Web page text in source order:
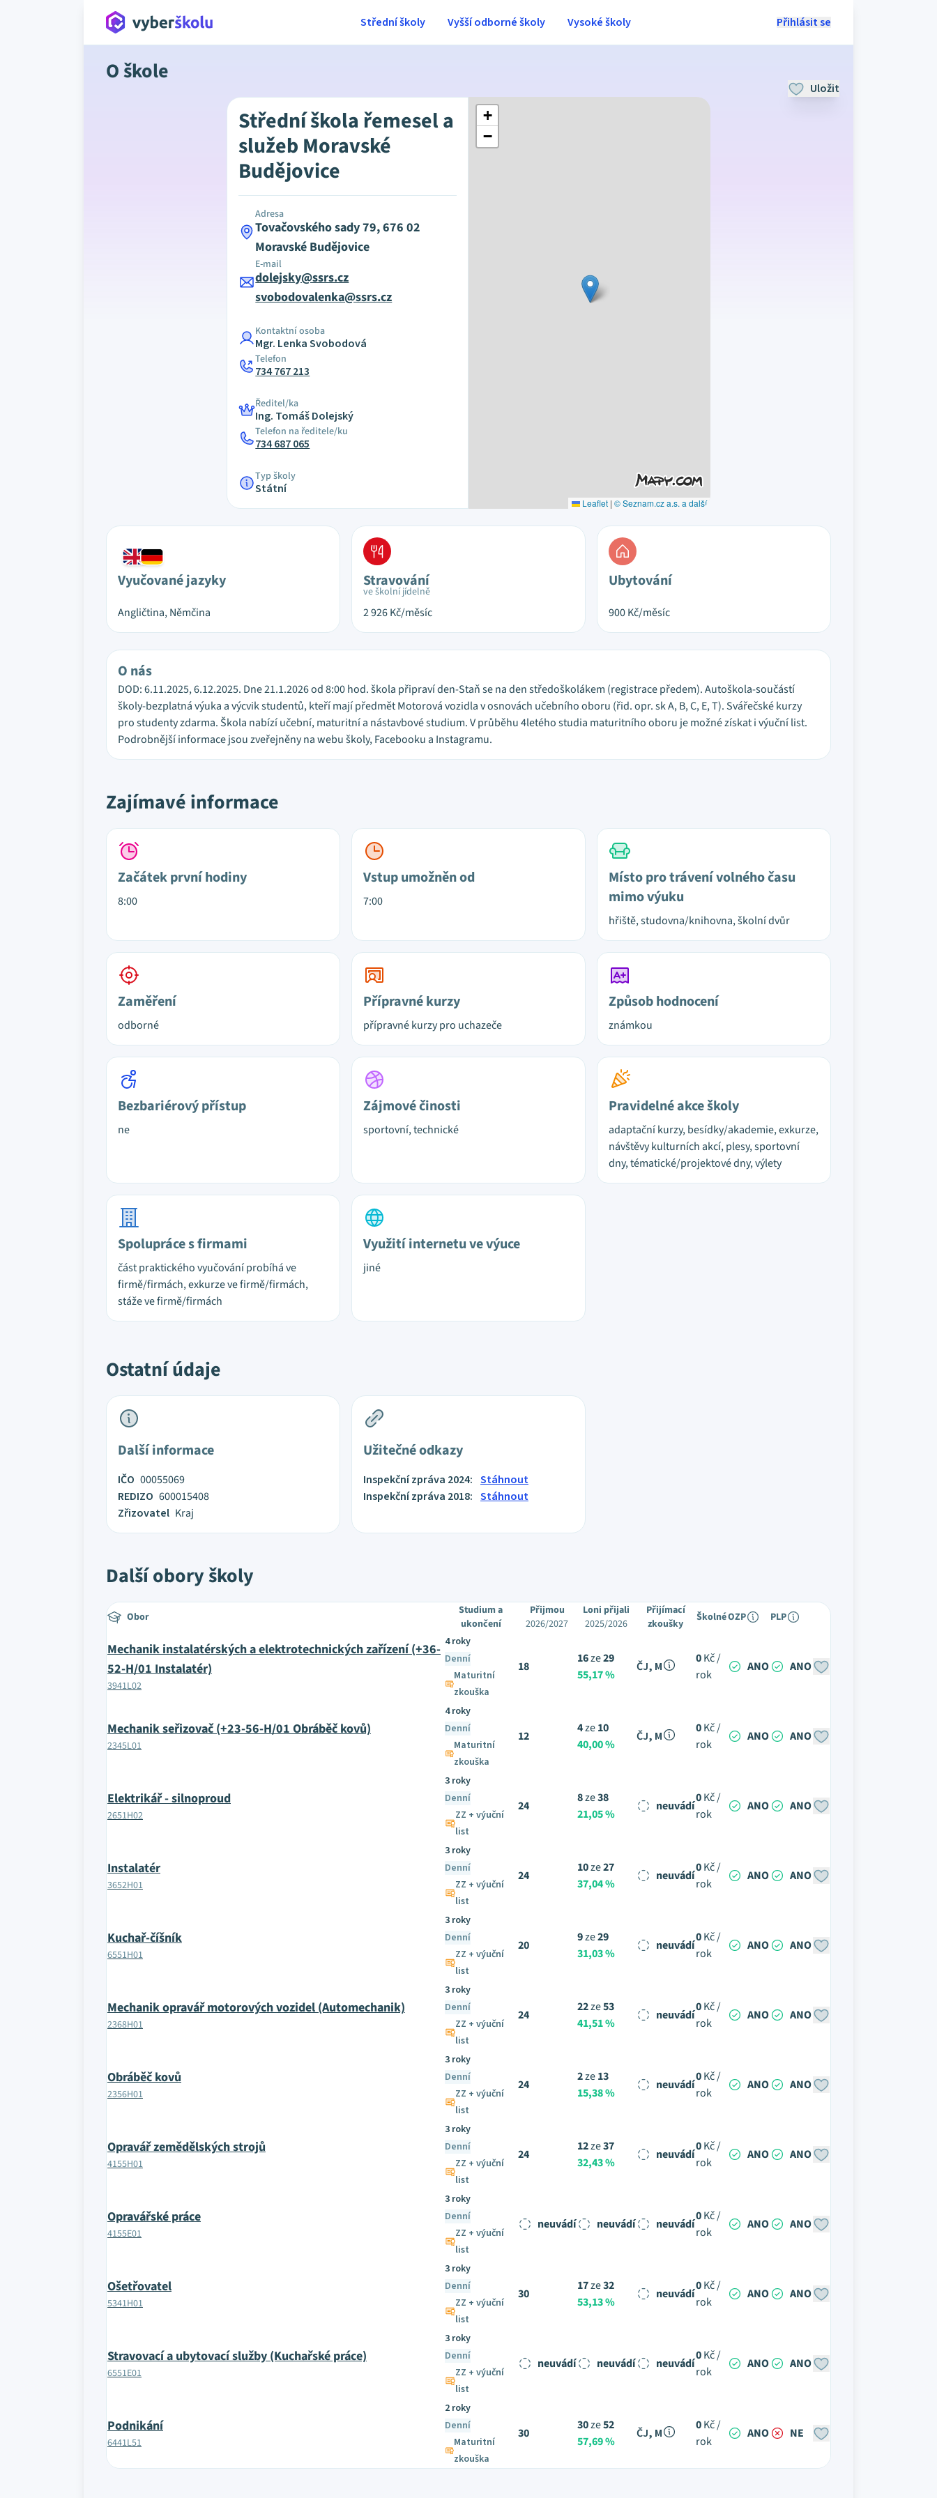
Přihlásit se
Střední školy Vyšší odborné školy Vysoké školy
O škole
Uložit
Střední škola řemesel a
služeb Moravské
Budějovice
Adresa
Tovačovského sady 79, 676 02
Moravské Budějovice
E-mail
dolejsky@ssrs.cz
svobodovalenka@ssrs.cz
Kontaktní osoba
Mgr. Lenka Svobodová
Telefon
734 767 213
Ředitel/ka
Ing. Tomáš Dolejský
Telefon na ředitele/ku
734 687 065
Typ školy
Státní
+
−
Leaflet | © Seznam.cz a.s. a další
Vyučované jazyky
Angličtina, Němčina
Stravování
ve školní jídelně
2 926Kč/měsíc
Ubytování
900Kč/měsíc
O nás
DOD: 6.11.2025, 6.12.2025. Dne 21.1.2026 od 8:00 hod. škola připraví den-Staň se na den středoškolákem (registrace předem). Autoškola-součástí
školy-bezplatná výuka a výcvik studentů, kteří mají předmět Motorová vozidla v osnovách učebního oboru (řid. opr. sk A, B, C, E, T). Svářečské kurzy
pro studenty zdarma. Škola nabízí učební, maturitní a nástavbové studium. V průběhu 4letého studia maturitního oboru je možné získat i výuční list.
Podrobnější informace jsou zveřejněny na webu školy, Facebooku a Instagramu.
Zajímavé informace
Začátek první hodiny
8:00
Vstup umožněn od
7:00
Místo pro trávení volného času
mimo výuku
hřiště, studovna/knihovna, školní dvůr
Zaměření
odborné
Přípravné kurzy
přípravné kurzy pro uchazeče
Způsob hodnocení
známkou
Bezbariérový přístup
ne
Zájmové činosti
sportovní, technické
Pravidelné akce školy
adaptační kurzy, besídky/akademie, exkurze,
návštěvy kulturních akcí, plesy, sportovní
dny, tématické/projektové dny, výlety
Spolupráce s firmami
část praktického vyučování probíhá ve
firmě/firmách, exkurze ve firmě/firmách,
stáže ve firmě/firmách
Využití internetu ve výuce
jiné
Ostatní údaje
Další informace
IČO 00055069
REDIZO 600015408
Zřizovatel Kraj
Užitečné odkazy
Inspekční zpráva 2024: Stáhnout
Inspekční zpráva 2018: Stáhnout
Další obory školy
Obor
Studium a
ukončení
Přijmou
2026/2027
Loni přijali
2025/2026
Přijímací
zkoušky
ŠkolnéOZP PLP
Mechanik instalatérských a elektrotechnických zařízení (+36-
52-H/01 Instalatér)
3941L02
4 roky
Denní
Maturitní
zkouška
18
16ze29
55,17 %
ČJ, M
0Kč /
rok
ANO ANO
Mechanik seřizovač (+23-56-H/01 Obráběč kovů)
2345L01
4 roky
Denní
Maturitní
zkouška
12
4ze10
40,00 %
ČJ, M
0Kč /
rok
ANO ANO
Elektrikář - silnoproud
2651H02
3 roky
Denní
ZZ + výuční
list
24
8ze38
21,05 %
neuvádí
0Kč /
rok
ANO ANO
Instalatér
3652H01
3 roky
Denní
ZZ + výuční
list
24
10ze27
37,04 %
neuvádí
0Kč /
rok
ANO ANO
Kuchař-číšník
6551H01
3 roky
Denní
ZZ + výuční
list
20
9ze29
31,03 %
neuvádí
0Kč /
rok
ANO ANO
Mechanik opravář motorových vozidel (Automechanik)
2368H01
3 roky
Denní
ZZ + výuční
list
24
22ze53
41,51 %
neuvádí
0Kč /
rok
ANO ANO
Obráběč kovů
2356H01
3 roky
Denní
ZZ + výuční
list
24
2ze13
15,38 %
neuvádí
0Kč /
rok
ANO ANO
Opravář zemědělských strojů
4155H01
3 roky
Denní
ZZ + výuční
list
24
12ze37
32,43 %
neuvádí
0Kč /
rok
ANO ANO
Opravářské práce
4155E01
3 roky
Denní
ZZ + výuční
list
neuvádí neuvádí neuvádí
0Kč /
rok
ANO ANO
Ošetřovatel
5341H01
3 roky
Denní
ZZ + výuční
list
30
17ze32
53,13 %
neuvádí
0Kč /
rok
ANO ANO
Stravovací a ubytovací služby (Kuchařské práce)
6551E01
3 roky
Denní
ZZ + výuční
list
neuvádí neuvádí neuvádí
0Kč /
rok
ANO ANO
Podnikání
6441L51
2 roky
Denní
Maturitní
zkouška
30
30ze52
57,69 %
ČJ, M
0Kč /
rok
ANO NE